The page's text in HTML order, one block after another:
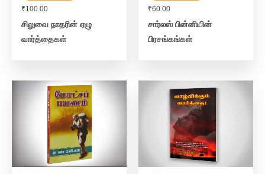
₹100.00
சிலுவை நாதரின் ஏழு
வார்த்தைகள்
₹60.00
சார்லஸ் பின்னியின்
பிரசங்கங்கள்